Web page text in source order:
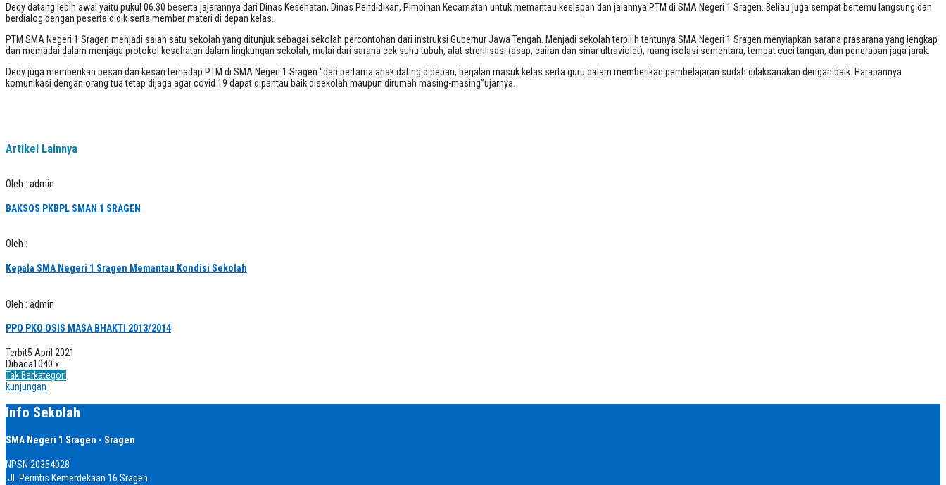
Dedy datang lebih awal yaitu pukul 06.30 beserta jajarannya dari Dinas Kesehatan, Dinas Pendidikan, Pimpinan Kecamatan untuk memantau kesiapan dan jalannya PTM di SMA Negeri 1 Sragen. Beliau juga sempat bertemu langsung dan
berdialog dengan peserta didik serta member materi di depan kelas.
PTM SMA Negeri 1 Sragen menjadi salah satu sekolah yang ditunjuk sebagai sekolah percontohan dari instruksi Gubernur Jawa Tengah. Menjadi sekolah terpilih tentunya SMA Negeri 1 Sragen menyiapkan sarana prasarana yang lengkap
dan memadai dalam menjaga protokol kesehatan dalam lingkungan sekolah, mulai dari sarana cek suhu tubuh, alat strerilisasi (asap, cairan dan sinar ultraviolet), ruang isolasi sementara, tempat cuci tangan, dan penerapan jaga jarak.
Dedy juga memberikan pesan dan kesan terhadap PTM di SMA Negeri 1 Sragen “dari pertama anak dating didepan, berjalan masuk kelas serta guru dalam memberikan pembelajaran sudah dilaksanakan dengan baik. Harapannya
komunikasi dengan orang tua tetap dijaga agar covid 19 dapat dipantau baik disekolah maupun dirumah masing-masing”ujarnya.
Artikel Lainnya
Oleh : admin
BAKSOS PKBPL SMAN 1 SRAGEN
Oleh :
Kepala SMA Negeri 1 Sragen Memantau Kondisi Sekolah
Oleh : admin
PPO PKO OSIS MASA BHAKTI 2013/2014
Terbit5 April 2021
Dibaca1040 x
Tak Berkategori
kunjungan
Info Sekolah
SMA Negeri 1 Sragen - Sragen
NPSN 20354028
Jl. Perintis Kemerdekaan 16 Sragen